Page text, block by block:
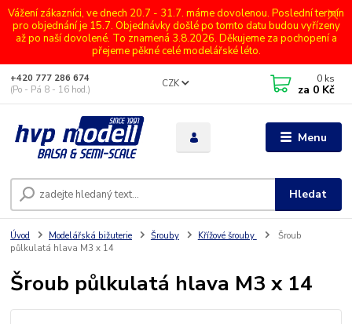
Vážení zákazníci, ve dnech 20.7 - 31.7. máme dovolenou. Poslední termín
pro objednání je 15.7. Objednávky došlé po tomto datu budou vyřízeny
až po naší dovolené. To znamená 3.8.2026. Děkujeme za pochopení a
přejeme pěkné celé modelářské léto.
Menu
CZK
Hledat
+420 777 286 674
(Po - Pá 8 - 16 hod.)
0 ks
za 0 Kč
Úvod Modelářská bižuterie Šrouby Křížové šrouby
Šroub
půlkulatá hlava M3 x 14
Šroub půlkulatá hlava M3 x 14